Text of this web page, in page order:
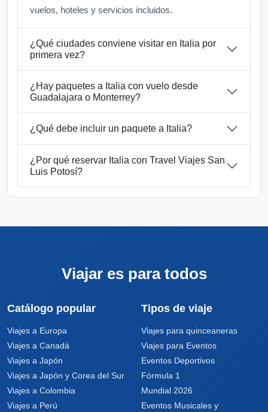
vuelos, hoteles y servicios incluidos.
¿Qué ciudades conviene visitar en Italia por
primera vez?
¿Hay paquetes a Italia con vuelo desde
Guadalajara o Monterrey?
¿Qué debe incluir un paquete a Italia?
¿Por qué reservar Italia con Travel Viajes San
Luis Potosí?
Viajar es para todos
Catálogo popular
Viajes a Europa
Viajes a Canadá
Viajes a Japón
Viajes a Japón y Corea del Sur
Viajes a Colombia
Viajes a Perú
Tipos de viaje
Viajes para quinceaneras
Viajes para Eventos
Eventos Deportivos
Fórmula 1
Mundial 2026
Eventos Musicales y